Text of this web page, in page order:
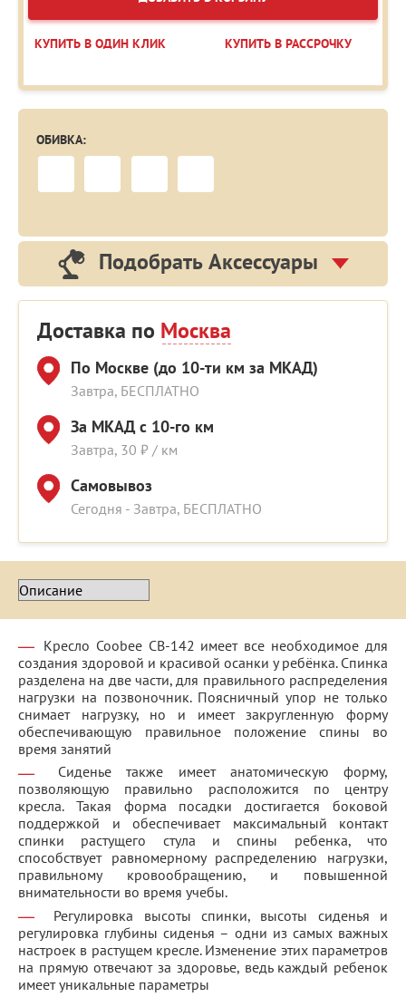
КУПИТЬ В ОДИН КЛИК КУПИТЬ В РАССРОЧКУ
ОБИВКА:
Подобрать Аксессуары
Доставка по Москва
По Москве (до 10-ти км за МКАД)
Завтра, БЕСПЛАТНО
За МКАД с 10-го км
Завтра, 30 ₽ / км
Самовывоз
Сегодня - Завтра, БЕСПЛАТНО
Кресло Coobee CB-142 имеет все необходимое для
создания здоровой и красивой осанки у ребёнка. Спинка
разделена на две части, для правильного распределения
нагрузки на позвоночник. Поясничный упор не только
снимает нагрузку, но и имеет закругленную форму
обеспечивающую правильное положение спины во
время занятий
Сиденье также имеет анатомическую форму,
позволяющую правильно расположится по центру
кресла. Такая форма посадки достигается боковой
поддержкой и обеспечивает максимальный контакт
спинки растущего стула и спины ребенка, что
способствует равномерному распределению нагрузки,
правильному кровообращению, и повышенной
внимательности во время учебы.
Регулировка высоты спинки, высоты сиденья и
регулировка глубины сиденья – одни из самых важных
настроек в растущем кресле. Изменение этих параметров
на прямую отвечают за здоровье, ведь каждый ребенок
имеет уникальные параметры